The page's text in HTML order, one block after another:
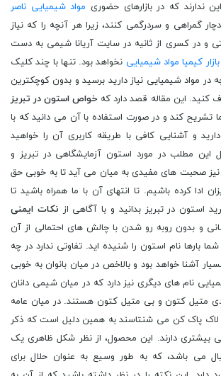
ندارند که در بازارهای حضوری مواد شیمیایی ناصر
گمراهی و سردرگمی کنند، زیرا هر آنچه را که نیاز
و در کسری از ثانیه در سایت آریانا شیمی به دست
بازار کیمیا مواد شیمیایی نخواهد بود. تنها با چند کلیک
در مواد شیمیایی نیاز دارید برسید و بدون کوچکترین
کنید. این مقاله قصد دارد که خواص استون در تبریز
تشریح کند و در صورت استفاده با آن می دانید که با
و آشنایی کافی با طریقه کاربری آن را خواهید
مطلب در مورد استون آزمایشگاهی در تبریز و
صحبت های مفیدی به میان می آید تا به خوبی حق
ادا کرده باشیم. تا انتهای آن با ما همراه باشید تا
استون در تبریز بدانید و با آگاهی از نکات ایمنی
و بدون روبه رو شدن با چالش های احتمالی از آن
بارها نام استون را شنیده اید. تفاوتی ندارد در چه
آشنا خواهد بود و بالاخص در میان بانوان به خوبی
نام های دیگری نیز دارد که در میان شیمی دانان
متیل کتون و بی متیل کتون هستند. در میان عامه
لاک پاک کن می شنتاسند به همین دلیل است که ذکر
بیشتری دارند. این محصول، از نظر شکل ظاهری یک
می باشد، که به طور وسیع به عنوان حلال برای